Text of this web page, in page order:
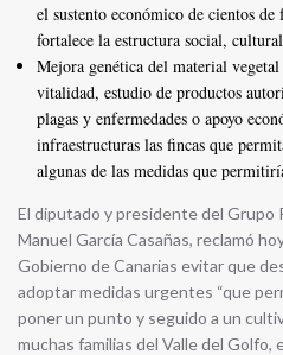
el sustento económico de cientos
fortalece la estructura social,
Mejora genética del material
vitalidad, estudio de productos
plagas y enfermedades o apoyo
infraestructuras las fincas que
algunas de las medidas que
El diputado y presidente del Grupo
Manuel García Casañas, reclamó
Gobierno de Canarias evitar que
adoptar medidas urgentes “que
poner un punto y seguido a un
muchas familias del Valle del Golfo,